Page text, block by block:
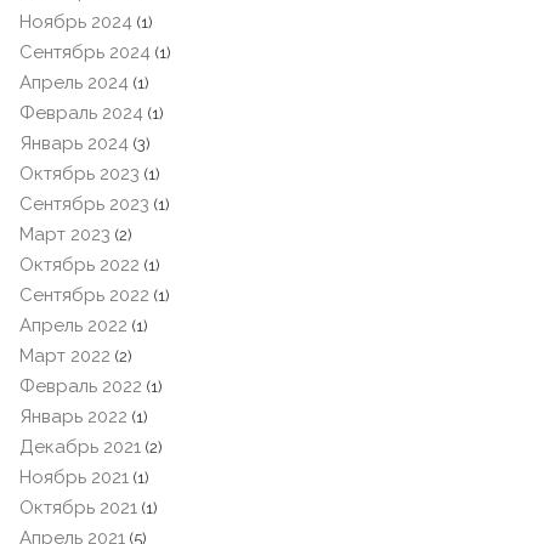
Ноябрь 2024 (1)
Сентябрь 2024 (1)
Апрель 2024 (1)
Февраль 2024 (1)
Январь 2024 (3)
Октябрь 2023 (1)
Сентябрь 2023 (1)
Март 2023 (2)
Октябрь 2022 (1)
Сентябрь 2022 (1)
Апрель 2022 (1)
Март 2022 (2)
Февраль 2022 (1)
Январь 2022 (1)
Декабрь 2021 (2)
Ноябрь 2021 (1)
Октябрь 2021 (1)
Апрель 2021 (5)